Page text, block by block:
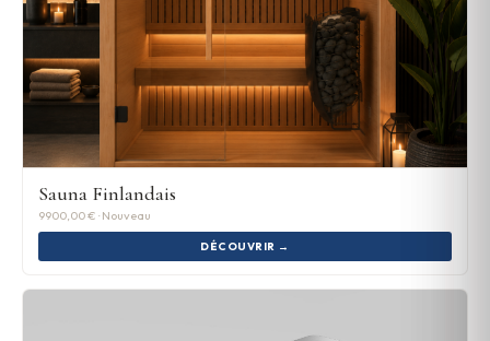
Sauna Finlandais
9900,00 € · Nouveau
DÉCOUVRIR →